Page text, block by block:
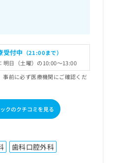
受付中 （21:00まで）
明日（土曜）の10:00～13:00
事前に必ず医療機関にご確認くだ
クのクチコミを見る
歯科口腔外科